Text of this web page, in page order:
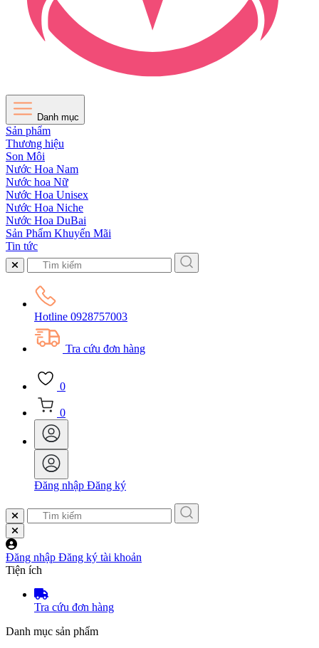
Danh mục
Sản phẩm
Thương hiệu
Son Môi
Nước Hoa Nam
Nước hoa Nữ
Nước Hoa Unisex
Nước Hoa Niche
Nước Hoa DuBai
Sản Phẩm Khuyến Mãi
Tin tức
Hotline 0928757003
Tra cứu đơn hàng
0
0
Đăng nhập Đăng ký
Đăng nhập Đăng ký tài khoản
Tiện ích
Tra cứu đơn hàng
Danh mục sản phẩm